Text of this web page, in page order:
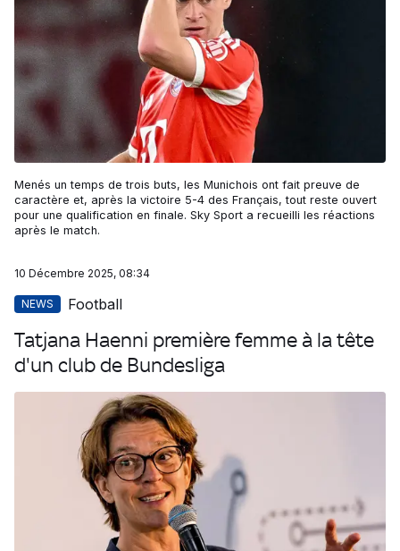
Menés un temps de trois buts, les Munichois ont fait preuve de
caractère et, après la victoire 5-4 des Français, tout reste ouvert
pour une qualification en finale. Sky Sport a recueilli les réactions
après le match.
10 Décembre 2025, 08:34
NEWS Football
Tatjana Haenni première femme à la tête
d'un club de Bundesliga